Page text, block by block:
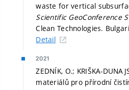
waste for vertical
Scientific GeoConference
Clean Technologies.
Detail
2021
ZEDNÍK, O.; KRIŠKA-
materiálů pro přírodní